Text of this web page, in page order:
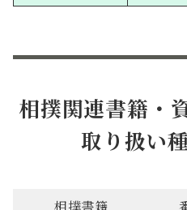
相撲関連書籍・
取り扱い